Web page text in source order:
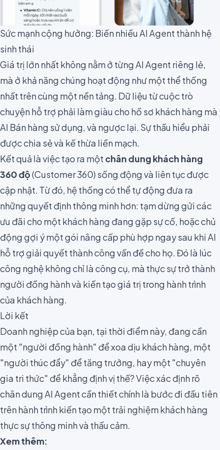
Sức mạnh cộng hưởng: Biến nhiều AI Agent thành hệ
sinh thái
Giá trị lớn nhất không nằm ở từng AI Agent riêng lẻ,
mà ở khả năng chúng hoạt động như một thể thống
nhất trên cùng một nền tảng. Dữ liệu từ cuộc trò
chuyện hỗ trợ phải làm giàu cho hồ sơ khách hàng mà
AI Bán hàng sử dụng, và ngược lại. Sự thấu hiểu phải
được chia sẻ và kế thừa liền mạch.
Kết quả là việc tạo ra một chân dung khách hàng
360 độ(Customer 360) sống động và liên tục được
cập nhật. Từ đó, hệ thống có thể tự động đưa ra
những quyết định thông minh hơn: tạm dừng gửi các
ưu đãi cho một khách hàng đang gặp sự cố, hoặc chủ
động gợi ý một gói nâng cấp phù hợp ngay sau khi AI
hỗ trợ giải quyết thành công vấn đề cho họ. Đó là lúc
công nghệ không chỉ là công cụ, mà thực sự trở thành
người đồng hành và kiến tạo giá trị trong hành trình
của khách hàng.
Lời kết
Doanh nghiệp của bạn, tại thời điểm này, đang cần
một "người đồng hành" để xoa dịu khách hàng, một
"người thúc đẩy" để tăng trưởng, hay một "chuyên
gia tri thức" để khẳng định vị thế? Việc xác định rõ
chân dung AI Agent cần thiết chính là bước đi đầu tiên
trên hành trình kiến tạo một trải nghiệm khách hàng
thực sự thông minh và thấu cảm.
Xem thêm: